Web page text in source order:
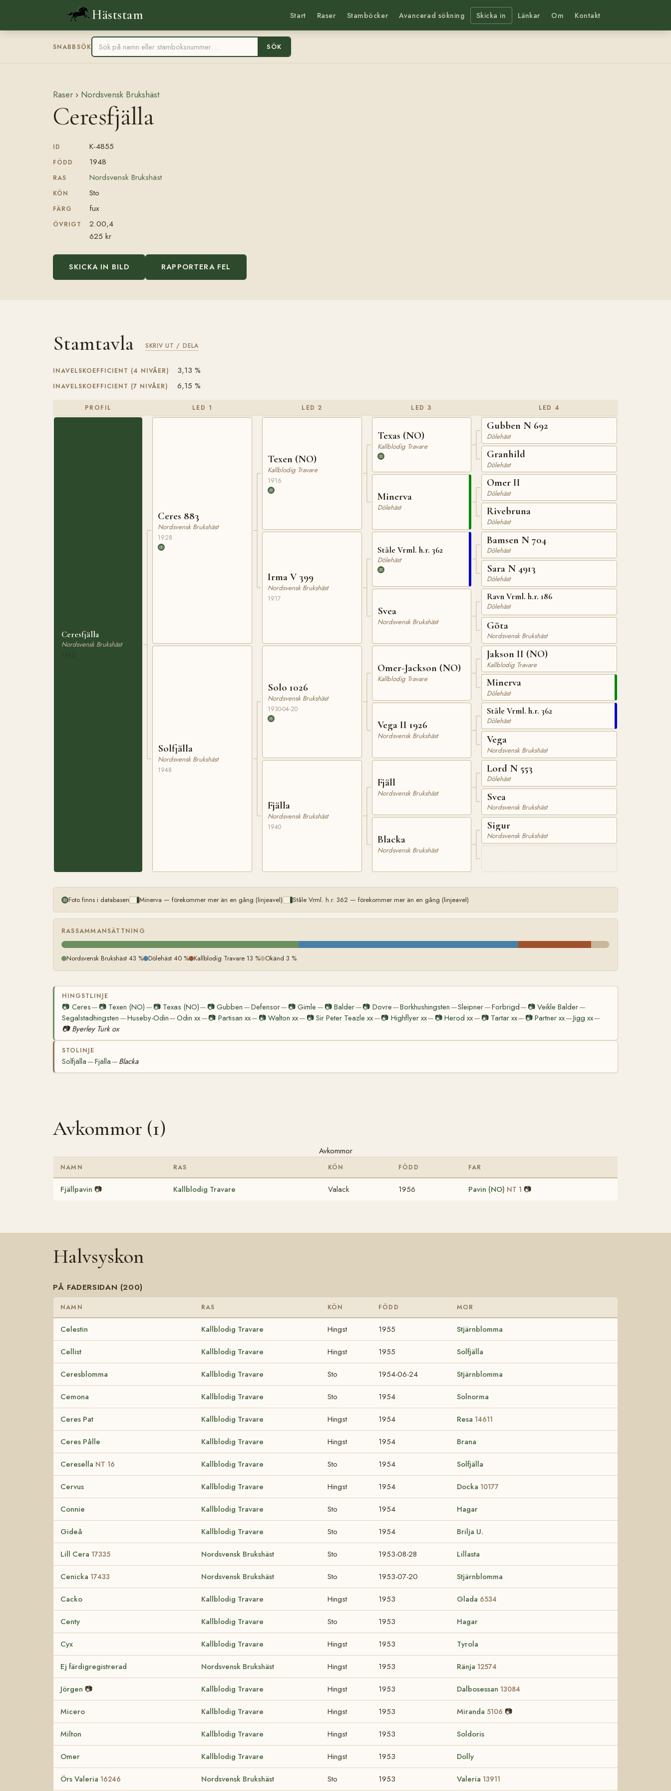
Häststam Start Raser Stamböcker Avancerad sökning Skicka in Länkar Om Kontakt
SNABBSÖK SÖK
Raser › Nordsvensk Brukshäst
Ceresfjälla
ID K-4855
FÖDD 1948
RAS Nordsvensk Brukshäst
KÖN Sto
FÄRG fux
ÖVRIGT
2.00,4
625 kr
SKICKA IN BILD RAPPORTERA FEL
Stamtavla SKRIV UT / DELA
INAVELSKOEFFICIENT (4 NIVÅER) 3,13 %
INAVELSKOEFFICIENT (7 NIVÅER) 6,15 %
PROFIL
Ceresfjälla
Nordsvensk Brukshäst
LED 1
Ceres 883
Nordsvensk Brukshäst
1928
Solfjälla
Nordsvensk Brukshäst
1948
LED 2
Texen (NO)
Kallblodig Travare
1916
Irma V 399
Nordsvensk Brukshäst
1917
Solo 1026
Nordsvensk Brukshäst
1930-04-20
Fjälla
Nordsvensk Brukshäst
1940
LED 3
Texas (NO)
Kallblodig Travare
Minerva
Dölehäst
Ståle Vrml. h.r. 362
Dölehäst
Svea
Nordsvensk Brukshäst
Omer-Jackson (NO)
Kallblodig Travare
Vega II 1926
Nordsvensk Brukshäst
Fjäll
Nordsvensk Brukshäst
Blacka
Nordsvensk Brukshäst
LED 4
Gubben N 692
Dölehäst
Granhild
Dölehäst
Omer II
Dölehäst
Rivebruna
Dölehäst
Bamsen N 704
Dölehäst
Sara N 4913
Dölehäst
Ravn Vrml. h.r. 186
Dölehäst
Göta
Nordsvensk Brukshäst
Jakson II (NO)
Kallblodig Travare
Minerva
Dölehäst
Ståle Vrml. h.r. 362
Dölehäst
Vega
Nordsvensk Brukshäst
Lord N 553
Dölehäst
Svea
Nordsvensk Brukshäst
Sigur
Nordsvensk Brukshäst
Foto finns i databasen Minerva — förekommer mer än en gång (linjeavel) Ståle Vrml. h.r. 362 — förekommer mer än en gång (linjeavel)
RASSAMMANSÄTTNING
Nordsvensk Brukshäst 43 % Dölehäst 40 % Kallblodig Travare 13 % Okänd 3 %
HINGSTLINJE
📷 Ceres— 📷 Texen (NO) — 📷 Texas (NO)— 📷 Gubben —Defensor— 📷 Gimle — 📷Balder—📷 Dovre—Borkhushingsten —Sleipner—Forbrigd— 📷 Veikle Balder—
Segalstadhingsten —Huseby-Odin—Odin xx—📷 Partisan xx— 📷Walton xx— 📷Sir Peter Teazle xx—📷 Highflyer xx— 📷Herod xx— 📷 Tartar xx— 📷 Partner xx—Jigg xx—
📷 Byerley Turk ox
STOLINJE
Solfjälla —Fjälla— Blacka
Avkommor (1)
Avkommor
NAMN RAS KÖN FÖDD FAR
Fjällpavin 📷 Kallblodig Travare Valack 1956 Pavin (NO) NT 1 📷
Halvsyskon
PÅ FADERSIDAN (200)
NAMN RAS KÖN FÖDD MOR
Celestin Kallblodig Travare Hingst 1955 Stjärnblomma
Cellist Kallblodig Travare Hingst 1955 Solfjälla
Ceresblomma Kallblodig Travare Sto 1954-06-24 Stjärnblomma
Cemona Kallblodig Travare Sto 1954 Solnorma
Ceres Pat Kallblodig Travare Hingst 1954 Resa 14611
Ceres Pålle Kallblodig Travare Hingst 1954 Brana
Ceresella NT 16 Kallblodig Travare Sto 1954 Solfjälla
Cervus Kallblodig Travare Hingst 1954 Docka 10177
Connie Kallblodig Travare Sto 1954 Hagar
Gideå Kallblodig Travare Sto 1954 Brilja U.
Lill Cera 17335 Nordsvensk Brukshäst Sto 1953-08-28 Lillasta
Cenicka 17433 Nordsvensk Brukshäst Sto 1953-07-20 Stjärnblomma
Cacko Kallblodig Travare Hingst 1953 Glada 6534
Centy Kallblodig Travare Sto 1953 Hagar
Cyx Kallblodig Travare Hingst 1953 Tyrola
Ej färdigregistrerad Nordsvensk Brukshäst Hingst 1953 Ränja 12574
Jörgen 📷 Kallblodig Travare Hingst 1953 Dalbosessan 13084
Micero Kallblodig Travare Hingst 1953 Miranda 5106 📷
Milton Kallblodig Travare Hingst 1953 Soldoris
Omer Kallblodig Travare Hingst 1953 Dolly
Örs Valeria 16246 Nordsvensk Brukshäst Sto 1953 Valeria 13911